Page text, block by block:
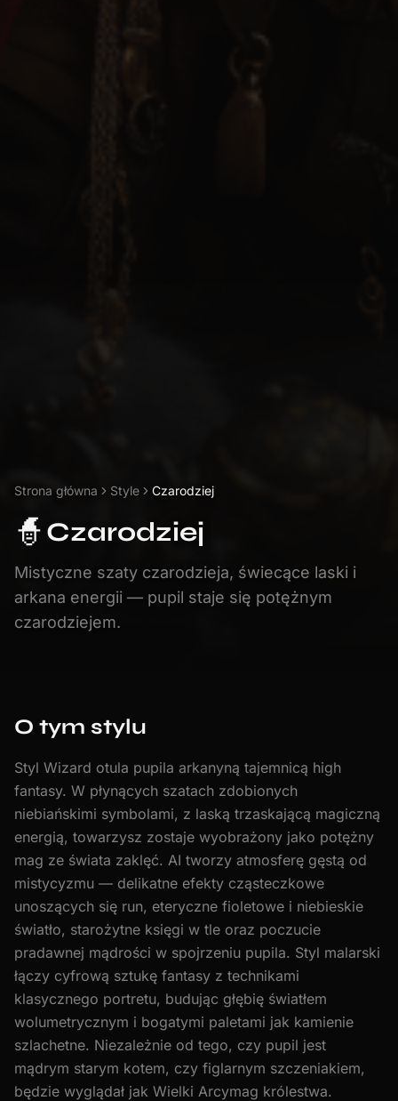
Strona główna Style Czarodziej
🧙Czarodziej
Mistyczne szaty czarodzieja, świecące laski i
arkana energii — pupil staje się potężnym
czarodziejem.
O tym stylu
Styl Wizard otula pupila arkanyną tajemnicą high
fantasy. W płynących szatach zdobionych
niebiańskimi symbolami, z laską trzaskającą magiczną
energią, towarzysz zostaje wyobrażony jako potężny
mag ze świata zaklęć. AI tworzy atmosferę gęstą od
mistycyzmu — delikatne efekty cząsteczkowe
unoszących się run, eteryczne fioletowe i niebieskie
światło, starożytne księgi w tle oraz poczucie
pradawnej mądrości w spojrzeniu pupila. Styl malarski
łączy cyfrową sztukę fantasy z technikami
klasycznego portretu, budując głębię światłem
wolumetrycznym i bogatymi paletami jak kamienie
szlachetne. Niezależnie od tego, czy pupil jest
mądrym starym kotem, czy figlarnym szczeniakiem,
będzie wyglądał jak Wielki Arcymag królestwa.